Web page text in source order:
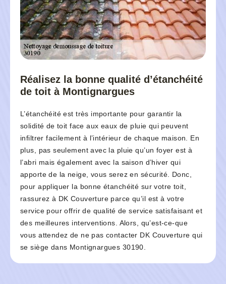
Réalisez la bonne qualité d’étanchéité
de toit à Montignargues
L’étanchéité est très importante pour garantir la
solidité de toit face aux eaux de pluie qui peuvent
infiltrer facilement à l’intérieur de chaque maison. En
plus, pas seulement avec la pluie qu’un foyer est à
l’abri mais également avec la saison d’hiver qui
apporte de la neige, vous serez en sécurité. Donc,
pour appliquer la bonne étanchéité sur votre toit,
rassurez à DK Couverture parce qu’il est à votre
service pour offrir de qualité de service satisfaisant et
des meilleures interventions. Alors, qu’est-ce-que
vous attendez de ne pas contacter DK Couverture qui
se siège dans Montignargues 30190.